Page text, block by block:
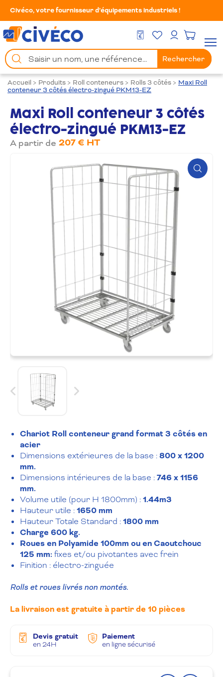
Civéco, votre fournisseur d’équipements industriels !
DEVIS GRATUIT
Mes FavorisMon compte
Chercher
un
produit
Rechercher
Accueil > Produits > Roll conteneurs > Rolls 3 côtés > Maxi Roll
conteneur 3 côtés électro-zingué PKM13-EZ
Maxi Roll conteneur 3 côtés
électro-zingué PKM13-EZ
A partir de 207 € HT
Zoom
Chariot Roll conteneur grand format 3 côtés en
acier
Dimensions extérieures de la base :800 x 1200
mm.
Dimensions intérieures de la base :746 x 1156
mm.
Volume utile (pour H 1800mm) :1.44m3
Hauteur utile :1650 mm
Hauteur Totale Standard :1800 mm
Charge 600 kg.
Roues en Polyamide 100mm ou en Caoutchouc
125 mm: fixes et/ou pivotantes avec frein
Finition : électro-zinguée
Rolls et roues livrés non montés.
La livraison est gratuite à partir de 10 pièces
Devis gratuit
en 24H
Paiement
en ligne sécurisé